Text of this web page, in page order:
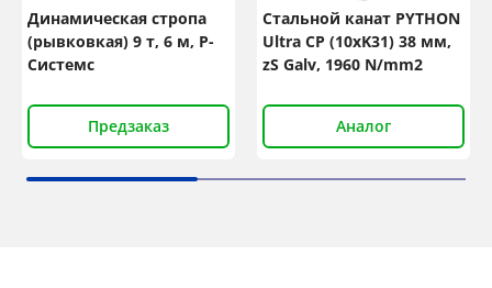
Динамическая стропа
(рывковкая) 9 т, 6 м, Р-
Системс
Предзаказ
Стальной канат PYTHON
Ultra CP (10xK31) 38 мм,
zS Galv, 1960 N/mm2
Аналог